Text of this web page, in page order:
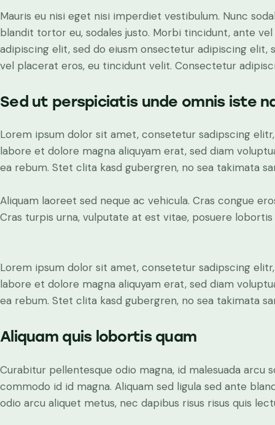
Mauris eu nisi eget nisi imperdiet vestibulum. Nunc
blandit tortor eu, sodales justo. Morbi tincidunt, ante
adipiscing elit, sed do eiusm onsectetur adipiscing
vel placerat eros, eu tincidunt velit. Consectetur
Sed ut perspiciatis unde omnis iste
Lorem ipsum dolor sit amet, consetetur sadipscing
labore et dolore magna aliquyam erat, sed diam
ea rebum. Stet clita kasd gubergren, no sea takimata
Aliquam laoreet sed neque ac vehicula. Cras congue
Cras turpis urna, vulputate at est vitae, posuere
Lorem ipsum dolor sit amet, consetetur sadipscing
labore et dolore magna aliquyam erat, sed diam
ea rebum. Stet clita kasd gubergren, no sea takimata
Aliquam quis lobortis quam
Curabitur pellentesque odio magna, id malesuada arcu
commodo id id magna. Aliquam sed ligula sed ante
odio arcu aliquet metus, nec dapibus risus risus quis